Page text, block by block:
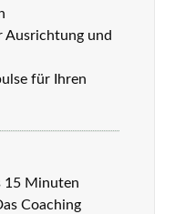
Ausrichtung und
für Ihren
15 Minuten
Coaching